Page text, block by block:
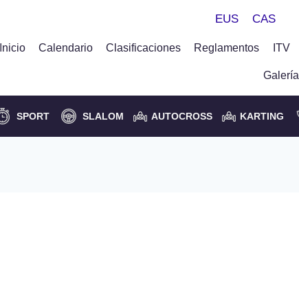
EUS CAS
Inicio Calendario Clasificaciones Reglamentos ITV
Galería
SPORT SLALOM AUTOCROSS KARTING